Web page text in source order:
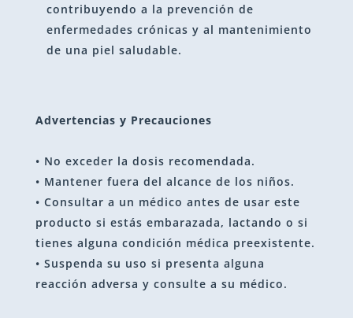
contribuyendo a la prevención de
enfermedades crónicas y al mantenimiento
de una piel saludable.
Advertencias y Precauciones
• No exceder la dosis recomendada.
• Mantener fuera del alcance de los niños.
• Consultar a un médico antes de usar este
producto si estás embarazada, lactando o si
tienes alguna condición médica preexistente.
• Suspenda su uso si presenta alguna
reacción adversa y consulte a su médico.